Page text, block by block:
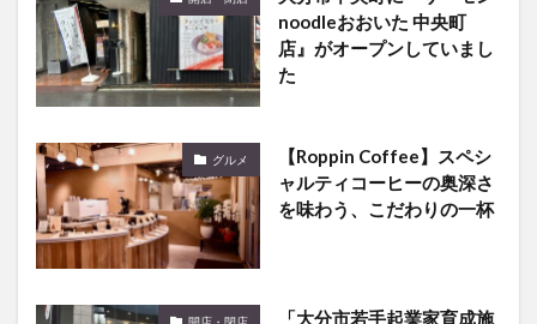
noodleおおいた 中央町
店』がオープンしていまし
た
グルメ
【Roppin Coffee】スペシ
ャルティコーヒーの奥深さ
を味わう、こだわりの一杯
開店・閉店
「大分市若手起業家育成施